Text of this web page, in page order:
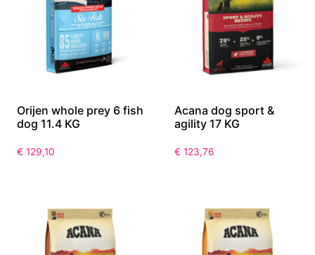
Orijen whole prey 6 fish
dog 11.4 KG
€ 129,10
Acana dog sport &
agility 17 KG
€ 123,76